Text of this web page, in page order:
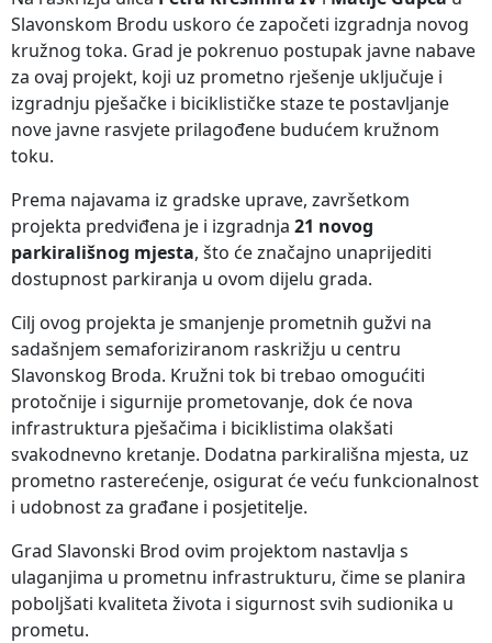
Slavonskom Brodu uskoro će započeti izgradnja novog
kružnog toka. Grad je pokrenuo postupak javne nabave
za ovaj projekt, koji uz prometno rješenje uključuje i
izgradnju pješačke i biciklističke staze te postavljanje
nove javne rasvjete prilagođene budućem kružnom
toku.
Prema najavama iz gradske uprave, završetkom
projekta predviđena je i izgradnja 21 novog
parkirališnog mjesta, što će značajno unaprijediti
dostupnost parkiranja u ovom dijelu grada.
Cilj ovog projekta je smanjenje prometnih gužvi na
sadašnjem semaforiziranom raskrižju u centru
Slavonskog Broda. Kružni tok bi trebao omogućiti
protočnije i sigurnije prometovanje, dok će nova
infrastruktura pješačima i biciklistima olakšati
svakodnevno kretanje. Dodatna parkirališna mjesta, uz
prometno rasterećenje, osigurat će veću funkcionalnost
i udobnost za građane i posjetitelje.
Grad Slavonski Brod ovim projektom nastavlja s
ulaganjima u prometnu infrastrukturu, čime se planira
poboljšati kvaliteta života i sigurnost svih sudionika u
prometu.